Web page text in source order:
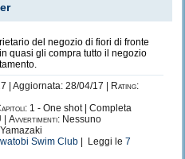
del negozio di fiori di fronte
quasi gli compra tutto il negozio
| Aggiornata: 28/04/17 |
Rating:
1 - One shot | Completa
Avvertimenti: Nessuno
Swim Club | Leggi le 7